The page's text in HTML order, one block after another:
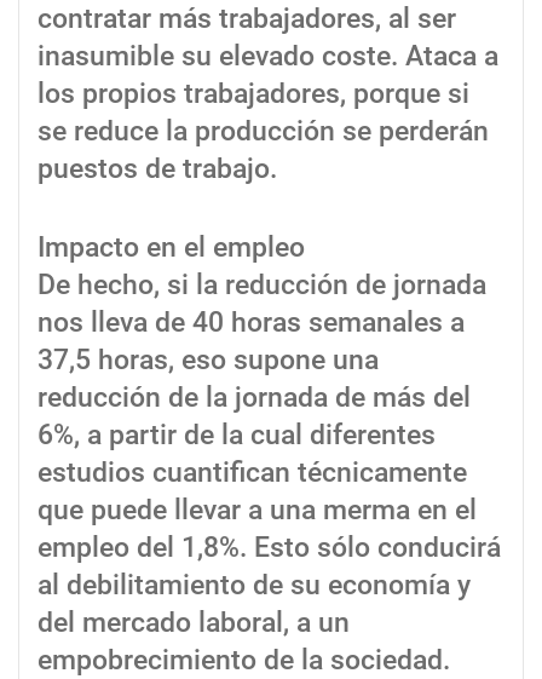
contratar más trabajadores, al ser
inasumible su elevado coste. Ataca a
los propios trabajadores, porque si
se reduce la producción se perderán
puestos de trabajo.
Impacto en el empleo
De hecho, si la reducción de jornada
nos lleva de 40 horas semanales a
37,5 horas, eso supone una
reducción de la jornada de más del
6%, a partir de la cual diferentes
estudios cuantifican técnicamente
que puede llevar a una merma en el
empleo del 1,8%. Esto sólo conducirá
al debilitamiento de su economía y
del mercado laboral, a un
empobrecimiento de la sociedad.